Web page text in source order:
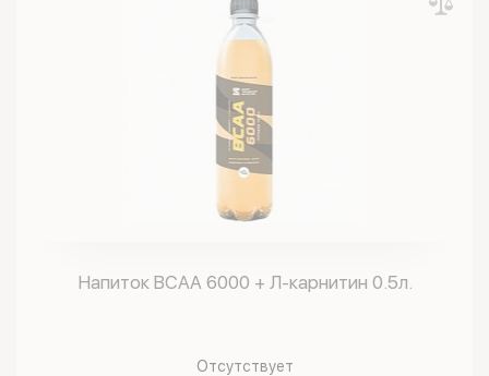
Напиток BCAA 6000 + Л-карнитин 0.5л.
Отсутствует